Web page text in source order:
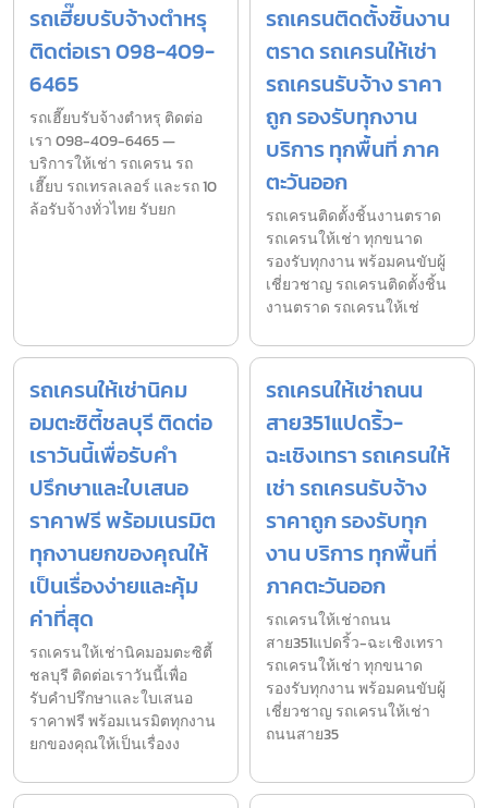
รถเฮี๊ยบรับจ้างตำหรุ
ติดต่อเรา 098-409-
6465
รถเฮี๊ยบรับจ้างตำหรุ ติดต่อ
เรา 098-409-6465 —
บริการให้เช่า รถเครน รถ
เฮี๊ยบ รถเทรลเลอร์ และรถ 10
ล้อรับจ้างทั่วไทย รับยก
รถเครนติดตั้งชิ้นงาน
ตราด รถเครนให้เช่า
รถเครนรับจ้าง ราคา
ถูก รองรับทุกงาน
บริการ ทุกพื้นที่ ภาค
ตะวันออก
รถเครนติดตั้งชิ้นงานตราด
รถเครนให้เช่า ทุกขนาด
รองรับทุกงาน พร้อมคนขับผู้
เชี่ยวชาญ รถเครนติดตั้งชิ้น
งานตราด รถเครนให้เช่
รถเครนให้เช่านิคม
อมตะซิตี้ชลบุรี ติดต่อ
เราวันนี้เพื่อรับคำ
ปรึกษาและใบเสนอ
ราคาฟรี พร้อมเนรมิต
ทุกงานยกของคุณให้
เป็นเรื่องง่ายและคุ้ม
ค่าที่สุด
รถเครนให้เช่านิคมอมตะซิตี้
ชลบุรี ติดต่อเราวันนี้เพื่อ
รับคำปรึกษาและใบเสนอ
ราคาฟรี พร้อมเนรมิตทุกงาน
ยกของคุณให้เป็นเรื่องง
รถเครนให้เช่าถนน
สาย351แปดริ้ว-
ฉะเชิงเทรา รถเครนให้
เช่า รถเครนรับจ้าง
ราคาถูก รองรับทุก
งาน บริการ ทุกพื้นที่
ภาคตะวันออก
รถเครนให้เช่าถนน
สาย351แปดริ้ว-ฉะเชิงเทรา
รถเครนให้เช่า ทุกขนาด
รองรับทุกงาน พร้อมคนขับผู้
เชี่ยวชาญ รถเครนให้เช่า
ถนนสาย35